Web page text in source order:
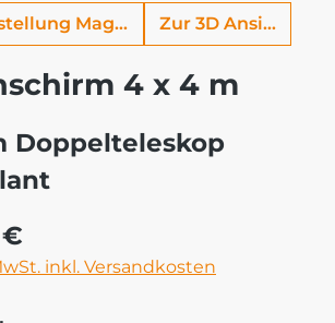
Magnum Zur 3D Ansicht
4 x 4 m
Doppelteleskop
€
inkl. Versandkosten